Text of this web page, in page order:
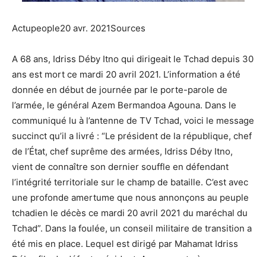
Actupeople20 avr. 2021Sources
A 68 ans, Idriss Déby Itno qui dirigeait le Tchad depuis 30
ans est mort ce mardi 20 avril 2021. L’information a été
donnée en début de journée par le porte-parole de
l’armée, le général Azem Bermandoa Agouna. Dans le
communiqué lu à l’antenne de TV Tchad, voici le message
succinct qu’il a livré : “Le président de la république, chef
de l’État, chef suprême des armées, Idriss Déby Itno,
vient de connaître son dernier souffle en défendant
l’intégrité territoriale sur le champ de bataille. C’est avec
une profonde amertume que nous annonçons au peuple
tchadien le décès ce mardi 20 avril 2021 du maréchal du
Tchad”. Dans la foulée, un conseil militaire de transition a
été mis en place. Lequel est dirigé par Mahamat Idriss